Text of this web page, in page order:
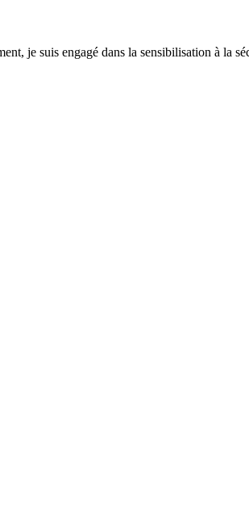
je suis engagé dans la sensibilisation à la